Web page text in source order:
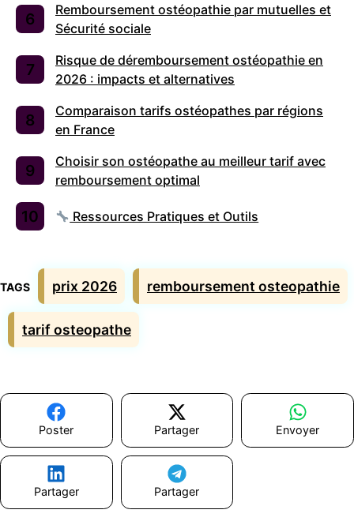
Remboursement ostéopathie par mutuelles et
Sécurité sociale
Risque de déremboursement ostéopathie en
2026 : impacts et alternatives
Comparaison tarifs ostéopathes par régions
en France
Choisir son ostéopathe au meilleur tarif avec
remboursement optimal
Ressources Pratiques et Outils
Étiquettes
prix 2026 remboursement osteopathie
tarif osteopathe
Poster Partager Envoyer
Partager Partager